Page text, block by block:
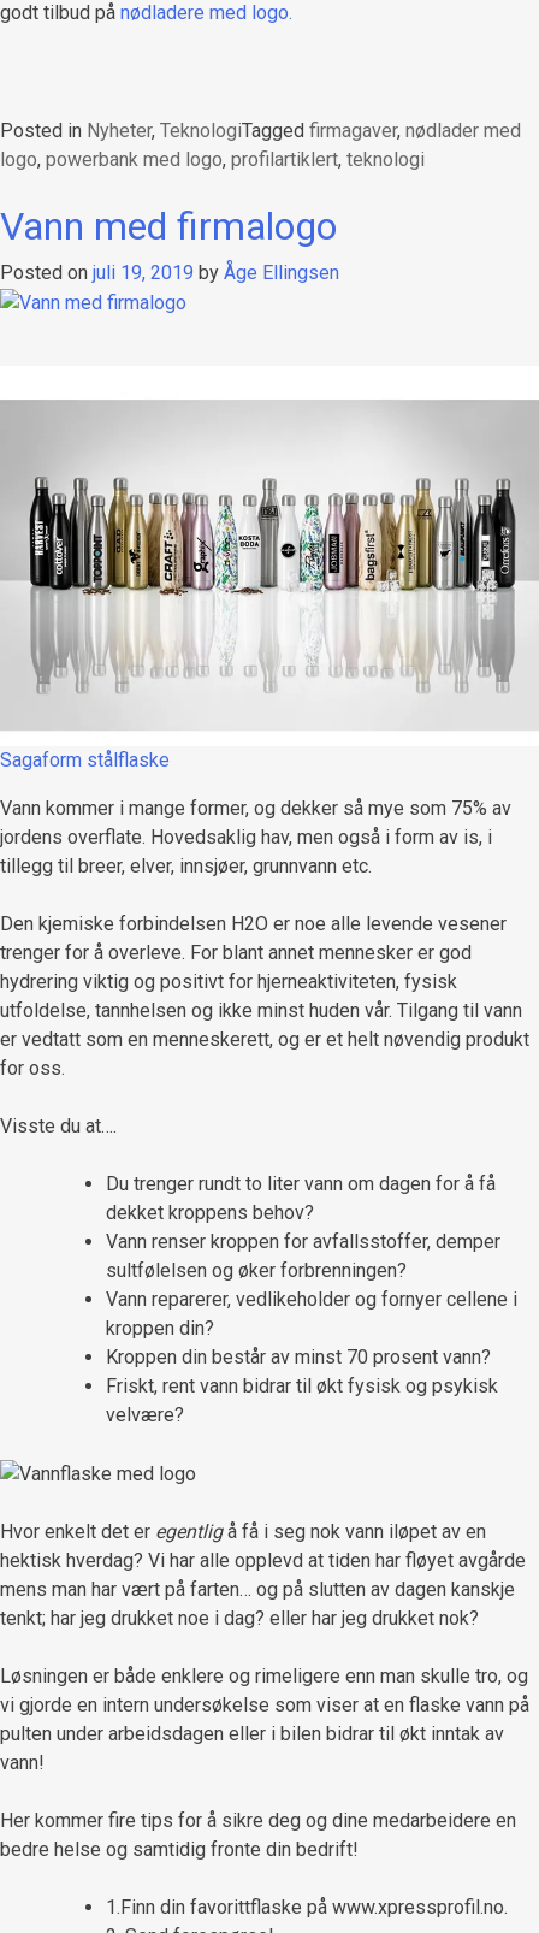
godt tilbud på nødladere med logo.
Posted in Nyheter, TeknologiTagged firmagaver, nødlader med
logo, powerbank med logo, profilartiklert, teknologi
Vann med firmalogo
Posted on juli 19, 2019 by Åge Ellingsen
Sagaform stålflaske
Vann kommer i mange former, og dekker så mye som 75% av
jordens overflate. Hovedsaklig hav, men også i form av is, i
tillegg til breer, elver, innsjøer, grunnvann etc.
Den kjemiske forbindelsen H2O er noe alle levende vesener
trenger for å overleve. For blant annet mennesker er god
hydrering viktig og positivt for hjerneaktiviteten, fysisk
utfoldelse, tannhelsen og ikke minst huden vår. Tilgang til vann
er vedtatt som en menneskerett, og er et helt nøvendig produkt
for oss.
Visste du at….
Du trenger rundt to liter vann om dagen for å få
dekket kroppens behov?
Vann renser kroppen for avfallsstoffer, demper
sultfølelsen og øker forbrenningen?
Vann reparerer, vedlikeholder og fornyer cellene i
kroppen din?
Kroppen din består av minst 70 prosent vann?
Friskt, rent vann bidrar til økt fysisk og psykisk
velvære?
Hvor enkelt det er egentligå få i seg nok vann iløpet av en
hektisk hverdag? Vi har alle opplevd at tiden har fløyet avgårde
mens man har vært på farten… og på slutten av dagen kanskje
tenkt; har jeg drukket noe i dag? eller har jeg drukket nok?
Løsningen er både enklere og rimeligere enn man skulle tro, og
vi gjorde en intern undersøkelse som viser at en flaske vann på
pulten under arbeidsdagen eller i bilen bidrar til økt inntak av
vann!
Her kommer fire tips for å sikre deg og dine medarbeidere en
bedre helse og samtidig fronte din bedrift!
1.Finn din favorittflaske på www.xpressprofil.no.